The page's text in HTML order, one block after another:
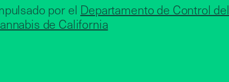
por el Departamento de Control del
de California